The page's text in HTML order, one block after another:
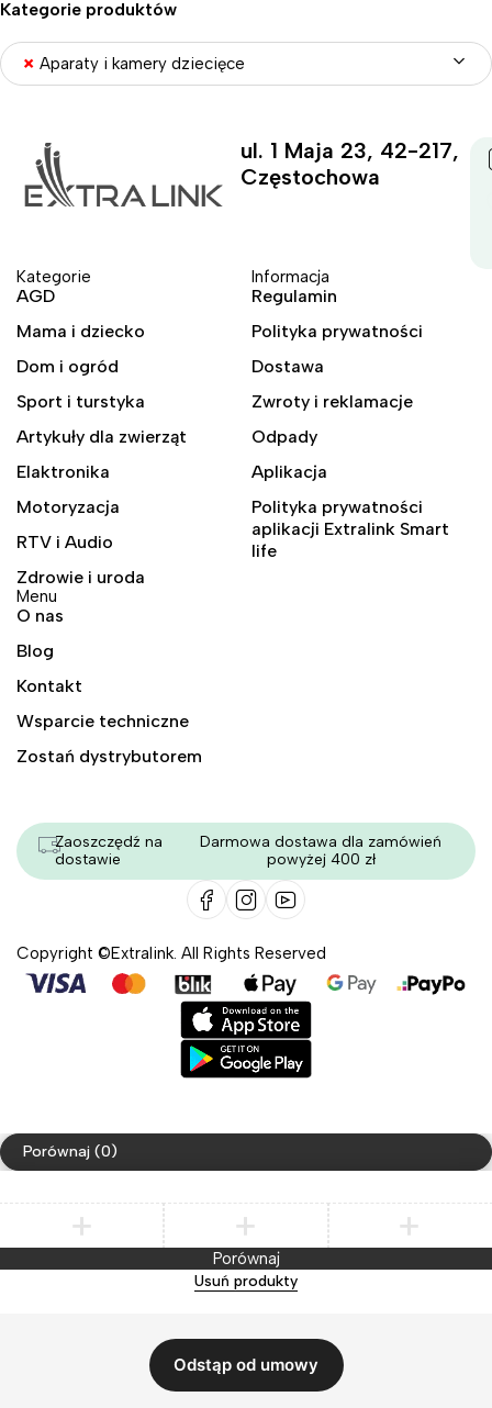
Kategorie produktów
× Aparaty i kamery dziecięce
ul. 1 Maja 23, 42-217,
Częstochowa
Kategorie
AGD
Mama i dziecko
Dom i ogród
Sport i turstyka
Artykuły dla zwierząt
Elaktronika
Motoryzacja
RTV i Audio
Zdrowie i uroda
Informacja
Regulamin
Polityka prywatności
Dostawa
Zwroty i reklamacje
Odpady
Aplikacja
Polityka prywatności
aplikacji Extralink Smart
life
Menu
O nas
Blog
Kontakt
Wsparcie techniczne
Zostań dystrybutorem
Zaoszczędź na
dostawie
Darmowa dostawa dla zamówień
powyżej 400 zł
Copyright ©Extralink. All Rights Reserved
Porównaj (0)
Porównaj
Usuń produkty